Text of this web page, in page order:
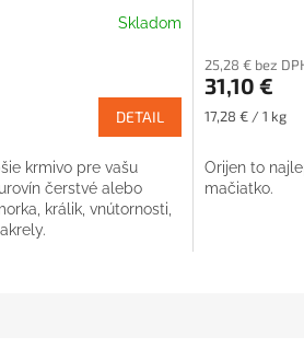
Skladom
DETAIL
krmivo pre vašu
čerstvé alebo
králik, vnútornosti,
25,28 € bez
31,10 €
Jednotková
17,28 € / 1 kg
Orijen to
mačiatko.